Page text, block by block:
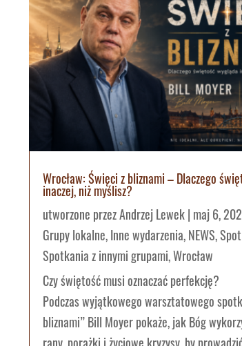
Wrocław: Święci z bliznami – Dlaczego
inaczej, niż myślisz?
utworzone przezAndrzej Lewek| maj 6,
Grupy lokalne,Inne wydarzenia,NEWS,
Spotkania z innymi grupami,Wrocław
Czy świętość musi oznaczać perfekcję?
Podczas wyjątkowego warsztatowego
bliznami” Bill Moyer pokaże, jak Bóg